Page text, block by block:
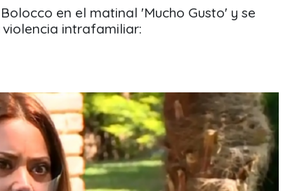
en el matinal 'Mucho Gusto' y se
intrafamiliar: